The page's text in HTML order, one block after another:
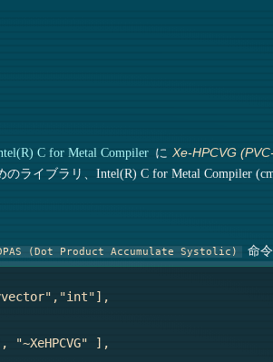
C for Metal Compiler に Xe-HPCVG
ライブラリ、Intel(R) C for Metal Compiler
(Dot Product Accumulate Systolic) 命
"~XeHPCVG" ],